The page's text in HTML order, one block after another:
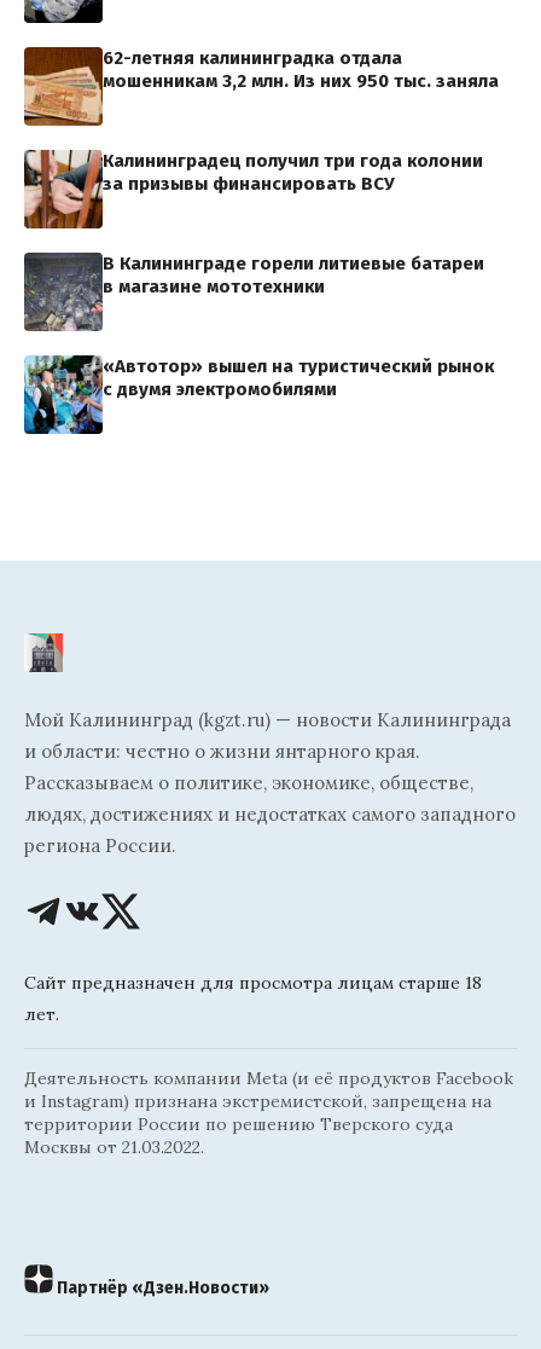
62-летняя калининградка отдала
мошенникам 3,2 млн. Из них 950 тыс. заняла
Калининградец получил три года колонии
за призывы финансировать ВСУ
В Калининграде горели литиевые батареи
в магазине мототехники
«Автотор» вышел на туристический рынок
с двумя электромобилями
Мой Калининград (kgzt.ru) — новости Калининграда
и области: честно о жизни янтарного края.
Рассказываем о политике, экономике, обществе,
людях, достижениях и недостатках самого западного
региона России.
Сайт предназначен для просмотра лицам старше 18
лет.
Деятельность компании Meta (и её продуктов Facebook
и Instagram) признана экстремистской, запрещена на
территории России по решению Тверского суда
Москвы от 21.03.2022.
Партнёр «Дзен.Новости»